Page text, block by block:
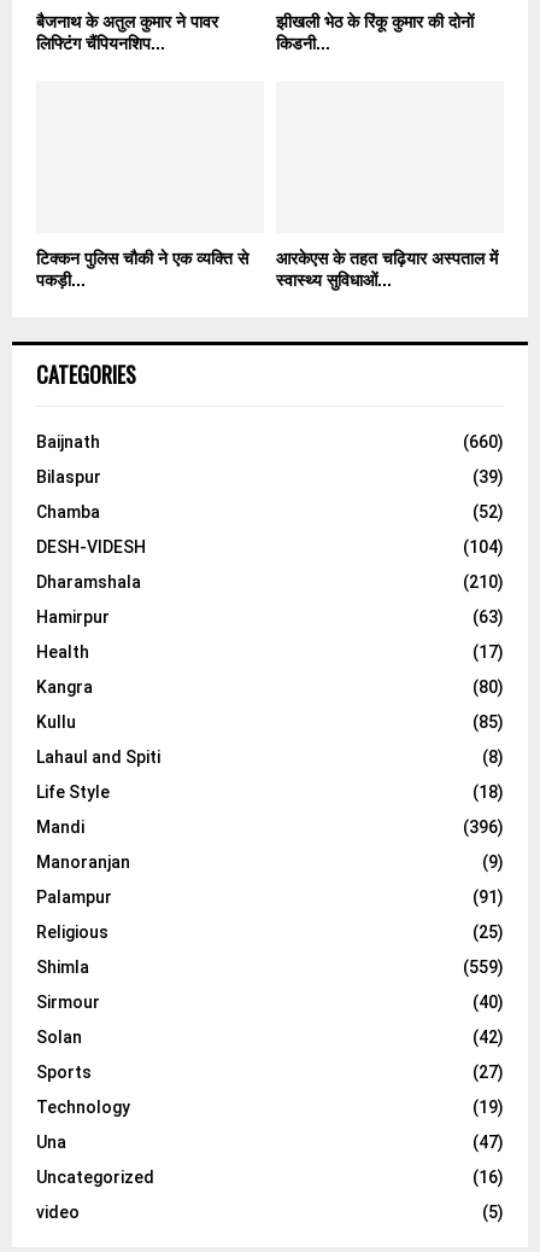
बैजनाथ के अतुल कुमार ने पावर
लिफ्टिंग चैंपियनशिप...
झीखली भेठ के रिंकू कुमार की दोनों
किडनी...
टिक्कन पुलिस चौकी ने एक व्यक्ति से
पकड़ी...
आरकेएस के तहत चढ़ियार अस्पताल में
स्वास्थ्य सुविधाओं...
CATEGORIES
Baijnath
(660)
Bilaspur
(39)
Chamba
(52)
DESH-VIDESH
(104)
Dharamshala
(210)
Hamirpur
(63)
Health
(17)
Kangra
(80)
Kullu
(85)
Lahaul and Spiti
(8)
Life Style
(18)
Mandi
(396)
Manoranjan
(9)
Palampur
(91)
Religious
(25)
Shimla
(559)
Sirmour
(40)
Solan
(42)
Sports
(27)
Technology
(19)
Una
(47)
Uncategorized
(16)
video
(5)